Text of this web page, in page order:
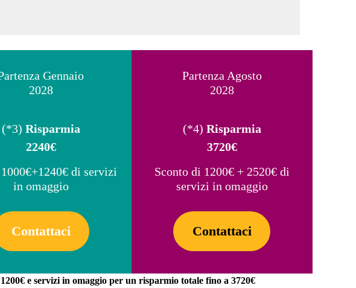
Gennaio
2028
(*3) Risparmia
2240€
di servizi
in omaggio
Contattaci
Partenza Agosto
2028
(*4) Risparmia
3720€
Sconto di 1200€ + 2520€ di
servizi in omaggio
Contattaci
e servizi in omaggio per un risparmio totale fino a 3720€